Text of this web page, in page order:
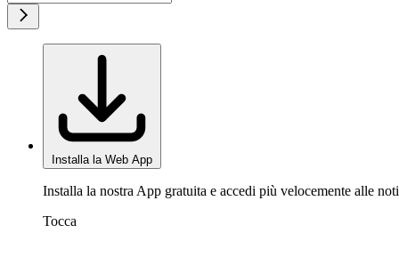
Installa la Web App
Installa la nostra App gratuita e accedi più velocemente alle
Tocca